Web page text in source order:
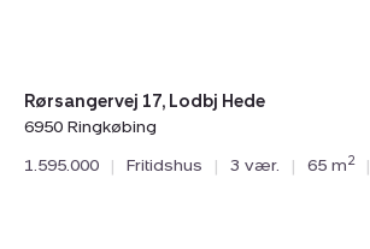
Rørsangervej 17, Lodbj Hede
6950 Ringkøbing
1.595.000
| Fritidshus | 3 vær. | 65 m2 |